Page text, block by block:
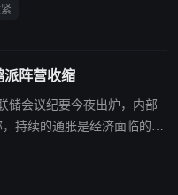
阵营收缩
储会议纪要今夜出炉，内部
持续的通胀是经济面临的最
降息将变得更加困难，且会